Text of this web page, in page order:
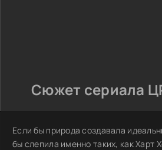
Сюжет сериала
Если бы природа создавала
бы слепила именно таких, как Харт